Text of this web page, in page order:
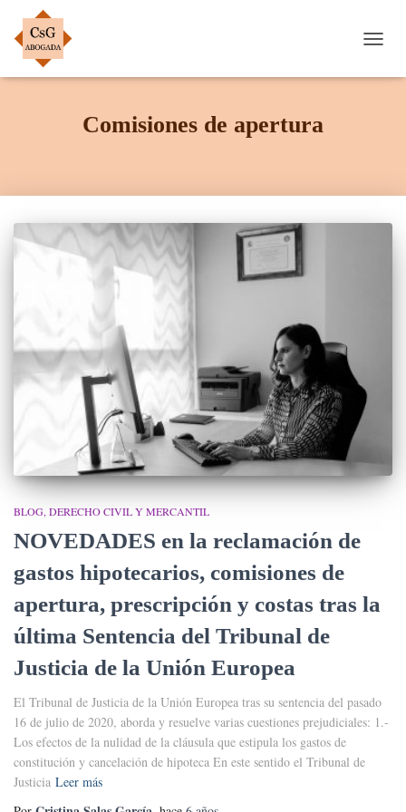
Comisiones de apertura
BLOG DERECHO CIVIL Y MERCANTIL
NOVEDADES en la reclamación de
gastos hipotecarios, comisiones de
apertura, prescripción y costas tras la
última Sentencia del Tribunal de
Justicia de la Unión Europea
El Tribunal de Justicia de la Unión Europea tras su sentencia del pasado
16 de julio de 2020, aborda y resuelve varias cuestiones prejudiciales: 1.-
Los efectos de la nulidad de la cláusula que estipula los gastos de
constitución y cancelación de hipoteca En este sentido el Tribunal de
Justicia Leer más